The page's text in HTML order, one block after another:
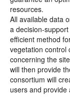
resources.
All available data
a decision-
efficient method
vegetation control
concerning the
will then provide
consortium will
users and